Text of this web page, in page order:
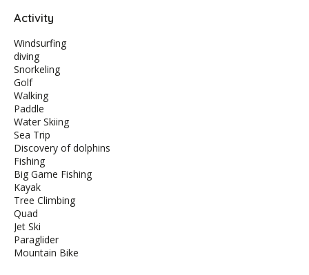
Activity
Windsurfing
diving
Snorkeling
Golf
Walking
Paddle
Water Skiing
Sea Trip
Discovery of dolphins
Fishing
Big Game Fishing
Kayak
Tree Climbing
Quad
Jet Ski
Paraglider
Mountain Bike